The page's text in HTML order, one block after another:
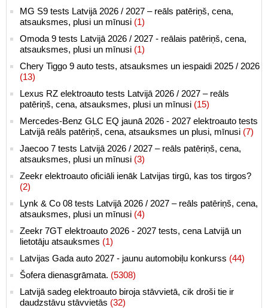
MG S9 tests Latvijā 2026 / 2027 – reāls patēriņš, cena,
atsauksmes, plusi un mīnusi (1)
Omoda 9 tests Latvijā 2026 / 2027 - reālais patēriņš, cena,
atsauksmes, plusi un mīnusi (1)
Chery Tiggo 9 auto tests, atsauksmes un iespaidi 2025 / 2026
(13)
Lexus RZ elektroauto tests Latvijā 2026 / 2027 – reāls
patēriņš, cena, atsauksmes, plusi un mīnusi (15)
Mercedes-Benz GLC EQ jaunā 2026 - 2027 elektroauto tests
Latvijā reāls patēriņš, cena, atsauksmes un plusi, mīnusi (7)
Jaecoo 7 tests Latvijā 2026 / 2027 – reāls patēriņš, cena,
atsauksmes, plusi un mīnusi (3)
Zeekr elektroauto oficiāli ienāk Latvijas tirgū, kas tos tirgos?
(2)
Lynk & Co 08 tests Latvijā 2026 / 2027 – reāls patēriņš, cena,
atsauksmes, plusi un mīnusi (4)
Zeekr 7GT elektroauto 2026 - 2027 tests, cena Latvijā un
lietotāju atsauksmes (1)
Latvijas Gada auto 2027 - jaunu automobiļu konkurss (44)
Šofera dienasgrāmata. (5308)
Latvijā sadeg elektroauto biroja stāvvietā, cik droši tie ir
daudzstāvu stāvvietās (32)